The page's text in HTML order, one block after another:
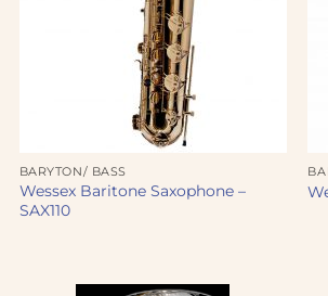
BARYTON/ BASS
Wessex Baritone Saxophone –
SAX110